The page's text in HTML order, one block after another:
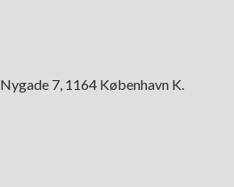
Nygade 7, 1164 København K.